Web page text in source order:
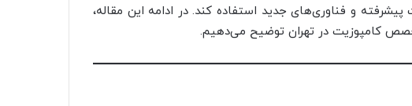
پیشرفته و فناوری‌های جدید استفاده کند. در ادامه این مقاله،
کامپوزیت در تهران توضیح می‌دهیم.